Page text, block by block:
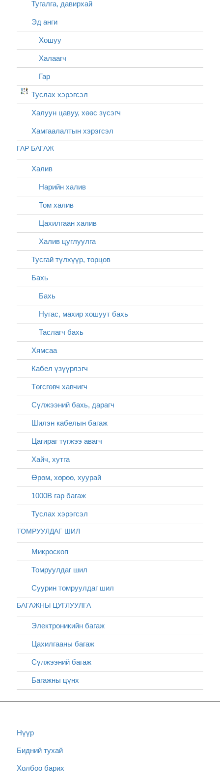
Тугалга, давирхай
Эд анги
Хошуу
Халаагч
Гар
Туслах хэрэгсэл
Халуун цавуу, хөөс зүсэгч
Хамгаалалтын хэрэгсэл
ГАР БАГАЖ
Халив
Нарийн халив
Том халив
Цахилгаан халив
Халив цуглуулга
Тусгай түлхүүр, торцов
Бахь
Бахь
Нугас, махир хошуут бахь
Таслагч бахь
Хямсаа
Кабел үзүүрлэгч
Төгсгөвч хавчигч
Сүлжээний бахь, дарагч
Шилэн кабелын багаж
Цагираг түгжээ авагч
Хайч, хутга
Өрөм, хөрөө, хуурай
1000В гар багаж
Туслах хэрэгсэл
ТОМРУУЛДАГ ШИЛ
Микроскоп
Томруулдаг шил
Суурин томруулдаг шил
БАГАЖНЫ ЦУГЛУУЛГА
Электроникийн багаж
Цахилгааны багаж
Сүлжээний багаж
Багажны цүнх
Нүүр
Бидний тухай
Холбоо барих